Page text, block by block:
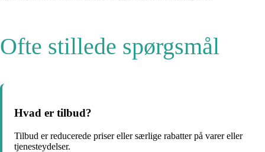
Ofte stillede spørgsmål
Hvad er tilbud?
Tilbud er reducerede priser eller særlige rabatter på varer eller
tjenesteydelser.